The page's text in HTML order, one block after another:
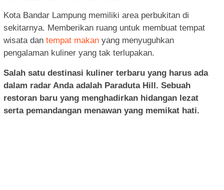
Kota Bandar Lampung memiliki area perbukitan di
sekitarnya. Memberikan ruang untuk membuat tempat
wisata dan tempat makan yang menyuguhkan
pengalaman kuliner yang tak terlupakan.
Salah satu destinasi kuliner terbaru yang harus ada
dalam radar Anda adalah Paraduta Hill. Sebuah
restoran baru yang menghadirkan hidangan lezat
serta pemandangan menawan yang memikat hati.